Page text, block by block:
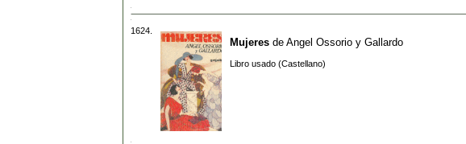
1624.
Mujeres de Angel Ossorio y Gallardo
Libro usado (Castellano)